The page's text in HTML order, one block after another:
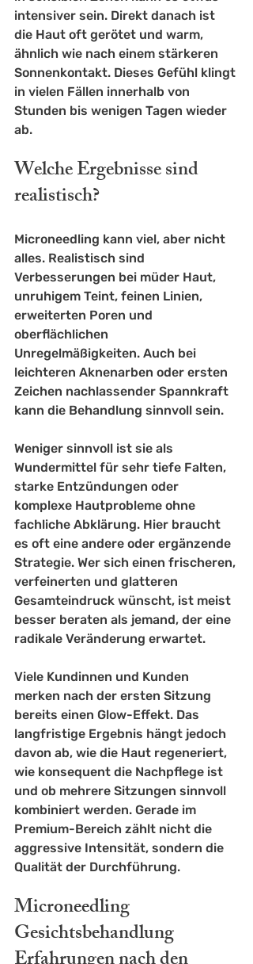
intensiver sein. Direkt danach ist
die Haut oft gerötet und warm,
ähnlich wie nach einem stärkeren
Sonnenkontakt. Dieses Gefühl klingt
in vielen Fällen innerhalb von
Stunden bis wenigen Tagen wieder
ab.
Welche Ergebnisse sind
realistisch?
Microneedling kann viel, aber nicht
alles. Realistisch sind
Verbesserungen bei müder Haut,
unruhigem Teint, feinen Linien,
erweiterten Poren und
oberflächlichen
Unregelmäßigkeiten. Auch bei
leichteren Aknenarben oder ersten
Zeichen nachlassender Spannkraft
kann die Behandlung sinnvoll sein.
Weniger sinnvoll ist sie als
Wundermittel für sehr tiefe Falten,
starke Entzündungen oder
komplexe Hautprobleme ohne
fachliche Abklärung. Hier braucht
es oft eine andere oder ergänzende
Strategie. Wer sich einen frischeren,
verfeinerten und glatteren
Gesamteindruck wünscht, ist meist
besser beraten als jemand, der eine
radikale Veränderung erwartet.
Viele Kundinnen und Kunden
merken nach der ersten Sitzung
bereits einen Glow-Effekt. Das
langfristige Ergebnis hängt jedoch
davon ab, wie die Haut regeneriert,
wie konsequent die Nachpflege ist
und ob mehrere Sitzungen sinnvoll
kombiniert werden. Gerade im
Premium-Bereich zählt nicht die
aggressive Intensität, sondern die
Qualität der Durchführung.
Microneedling
Gesichtsbehandlung